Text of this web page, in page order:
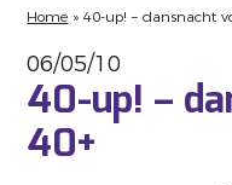
Home »40-up! – dansnacht
06/05/10
40-up! –
40+